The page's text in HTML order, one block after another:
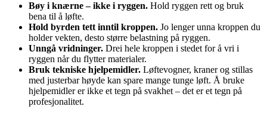
Bøy i knærne – ikke i ryggen. Hold ryggen rett og bruk
bena til å løfte.
Hold byrden tett inntil kroppen. Jo lenger unna kroppen du
holder vekten, desto større belastning på ryggen.
Unngå vridninger. Drei hele kroppen i stedet for å vri i
ryggen når du flytter materialer.
Bruk tekniske hjelpemidler. Løftevogner, kraner og stillas
med justerbar høyde kan spare mange tunge løft. Å bruke
hjelpemidler er ikke et tegn på svakhet – det er et tegn på
profesjonalitet.